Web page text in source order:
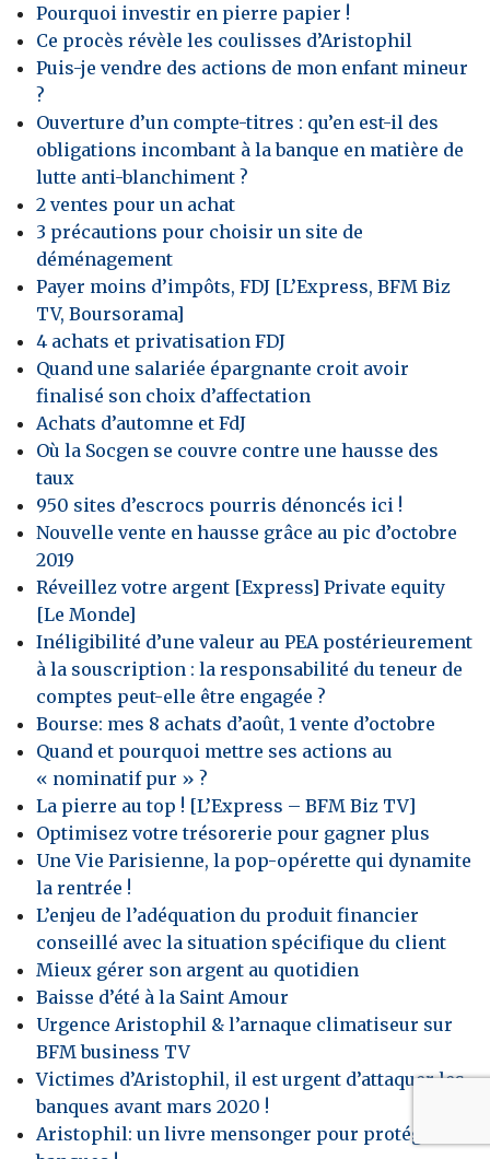
Pourquoi investir en pierre papier !
Ce procès révèle les coulisses d’Aristophil
Puis-je vendre des actions de mon enfant mineur
?
Ouverture d’un compte-titres : qu’en est-il des
obligations incombant à la banque en matière de
lutte anti-blanchiment ?
2 ventes pour un achat
3 précautions pour choisir un site de
déménagement
Payer moins d’impôts, FDJ [L’Express, BFM Biz
TV, Boursorama]
4 achats et privatisation FDJ
Quand une salariée épargnante croit avoir
finalisé son choix d’affectation
Achats d’automne et FdJ
Où la Socgen se couvre contre une hausse des
taux
950 sites d’escrocs pourris dénoncés ici !
Nouvelle vente en hausse grâce au pic d’octobre
2019
Réveillez votre argent [Express] Private equity
[Le Monde]
Inéligibilité d’une valeur au PEA postérieurement
à la souscription : la responsabilité du teneur de
comptes peut-elle être engagée ?
Bourse: mes 8 achats d’août, 1 vente d’octobre
Quand et pourquoi mettre ses actions au
« nominatif pur » ?
La pierre au top ! [L’Express – BFM Biz TV]
Optimisez votre trésorerie pour gagner plus
Une Vie Parisienne, la pop-opérette qui dynamite
la rentrée !
L’enjeu de l’adéquation du produit financier
conseillé avec la situation spécifique du client
Mieux gérer son argent au quotidien
Baisse d’été à la Saint Amour
Urgence Aristophil & l’arnaque climatiseur sur
BFM business TV
Victimes d’Aristophil, il est urgent d’attaquer les
banques avant mars 2020 !
Aristophil: un livre mensonger pour protéger les